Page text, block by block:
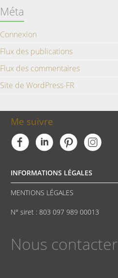
Méta
Connexion
Flux des publications
Flux des commentaires
Site de WordPress-FR
Me suivre
INFORMATIONS LÉGALES
MENTIONS LÉGALES
N° siret : 803 097 989 00013
Nous contacter